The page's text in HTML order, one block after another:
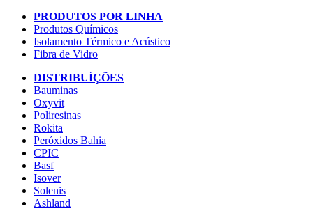
PRODUTOS POR LINHA
Produtos Químicos
Isolamento Térmico e Acústico
Fibra de Vidro
DISTRIBUÍÇÕES
Bauminas
Oxyvit
Poliresinas
Rokita
Peróxidos Bahia
CPIC
Basf
Isover
Solenis
Ashland